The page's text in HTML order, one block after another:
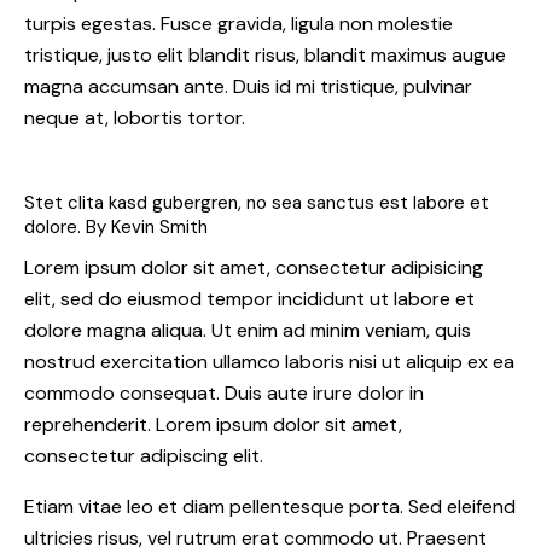
turpis egestas. Fusce gravida, ligula non molestie
tristique, justo elit blandit risus, blandit maximus augue
magna accumsan ante. Duis id mi tristique, pulvinar
neque at, lobortis tortor.
Stet clita kasd gubergren, no sea sanctus est labore et
dolore. By Kevin Smith
Lorem ipsum dolor sit amet, consectetur adipisicing
elit, sed do eiusmod tempor incididunt ut labore et
dolore magna aliqua. Ut enim ad minim veniam, quis
nostrud exercitation ullamco laboris nisi ut aliquip ex ea
commodo consequat. Duis aute irure dolor in
reprehenderit. Lorem ipsum dolor sit amet,
consectetur adipiscing elit.
Etiam vitae leo et diam pellentesque porta. Sed eleifend
ultricies risus, vel rutrum erat commodo ut. Praesent